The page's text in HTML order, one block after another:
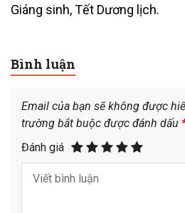
Giáng sinh, Tết Dương lịch.
Bình luận
Email của bạn sẽ không được
trường bắt buộc được đánh dấu
Đánh giá